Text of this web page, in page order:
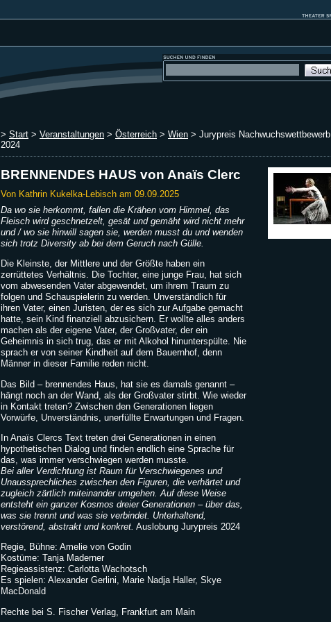
> Start > Veranstaltungen > Österreich > Wien > Jurypreis Nachwuchswettbewerb
2024
BRENNENDES HAUS von Anaïs Clerc
Von Kathrin Kukelka-Lebisch am 09.09.2025
Da wo sie herkommt, fallen die Krähen vom Himmel, das
Fleisch wird geschnetzelt, gesät und gemäht wird nicht mehr
und / wo sie hinwill sagen sie, werden musst du und wenden
sich trotz Diversity ab bei dem Geruch nach Gülle.
Die Kleinste, der Mittlere und der Größte haben ein
zerrüttetes Verhältnis. Die Tochter, eine junge Frau, hat sich
vom abwesenden Vater abgewendet, um ihrem Traum zu
folgen und Schauspielerin zu werden. Unverständlich für
ihren Vater, einen Juristen, der es sich zur Aufgabe gemacht
hatte, sein Kind finanziell abzusichern. Er wollte alles anders
machen als der eigene Vater, der Großvater, der ein
Geheimnis in sich trug, das er mit Alkohol hinunterspülte. Nie
sprach er von seiner Kindheit auf dem Bauernhof, denn
Männer in dieser Familie reden nicht.
Das Bild – brennendes Haus, hat sie es damals genannt –
hängt noch an der Wand, als der Großvater stirbt. Wie wieder
in Kontakt treten? Zwischen den Generationen liegen
Vorwürfe, Unverständnis, unerfüllte Erwartungen und Fragen.
In Anaïs Clercs Text treten drei Generationen in einen
hypothetischen Dialog und finden endlich eine Sprache für
das, was immer verschwiegen werden musste.
Bei aller Verdichtung ist Raum für Verschwiegenes und
Unaussprechliches zwischen den Figuren, die verhärtet und
zugleich zärtlich miteinander umgehen. Auf diese Weise
entsteht ein ganzer Kosmos dreier Generationen – über das,
was sie trennt und was sie verbindet. Unterhaltend,
verstörend, abstrakt und konkret. Auslobung Jurypreis 2024
Regie, Bühne: Amelie von Godin
Kostüme: Tanja Maderner
Regieassistenz: Carlotta Wachotsch
Es spielen: Alexander Gerlini, Marie Nadja Haller, Skye
MacDonald
Rechte bei S. Fischer Verlag, Frankfurt am Main